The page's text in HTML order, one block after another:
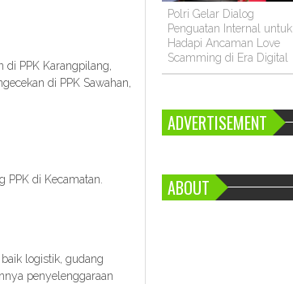
di PPK Karangpilang,
di PPK Sawahan,
PPK di Kecamatan.
logistik, gudang
penyelenggaraan
Polri Gelar Dialog
Penguatan Internal untuk
Hadapi Ancaman Love
Scamming di Era Digital
ADVERTISEMENT
ABOUT